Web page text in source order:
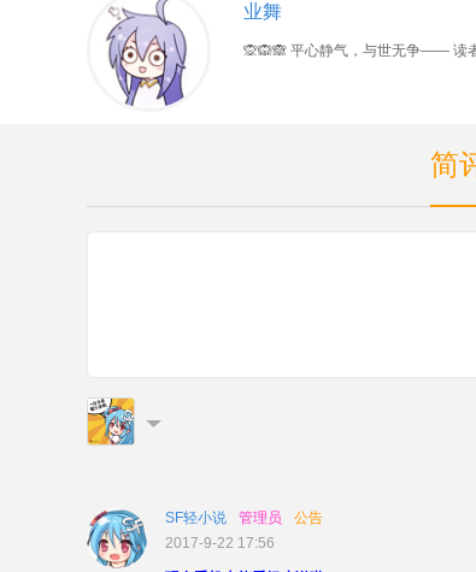
业舞
🙊🙉🙈 平心静气，与世无争—— 读
简
SF轻小说 管理员
公告
2017-9-22 17:56